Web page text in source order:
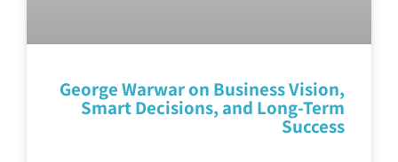
George Warwar on Business Vision,
Smart Decisions, and Long-Term
Success